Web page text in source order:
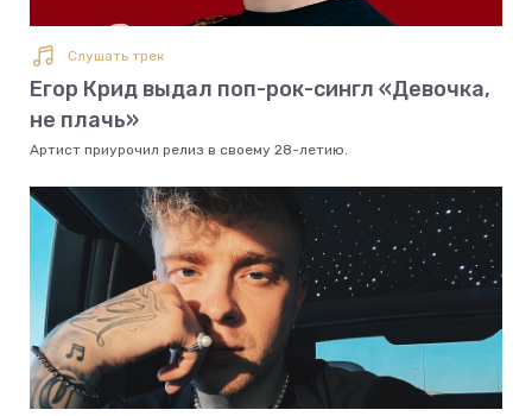
Слушать трек
Егор Крид выдал поп-рок-сингл «Девочка,
не плачь»
Артист приурочил релиз в своему 28-летию.